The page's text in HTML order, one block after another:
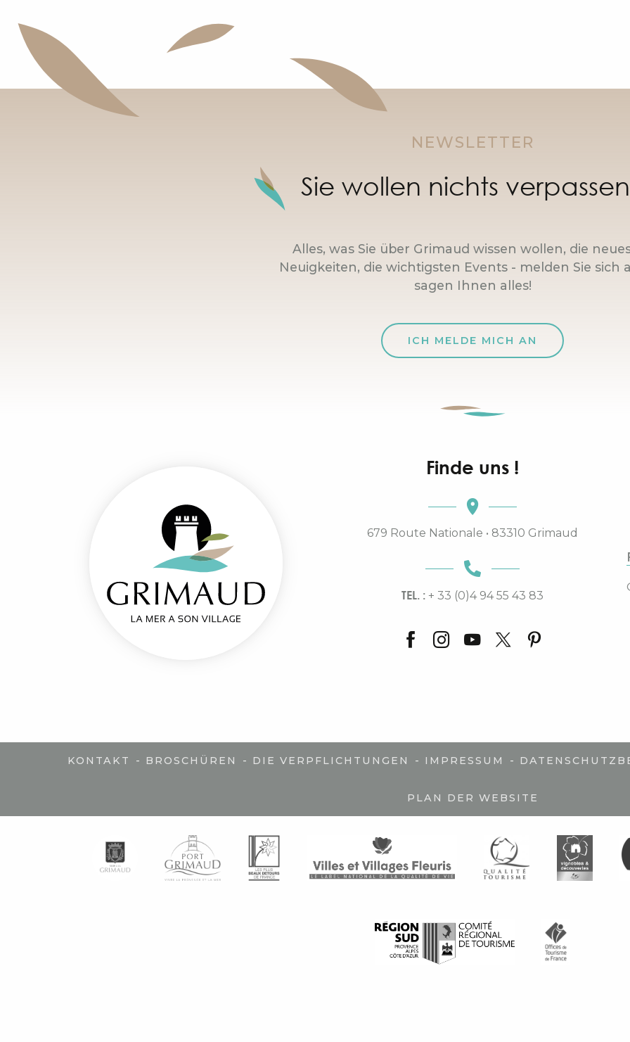
NEWSLETTER
Sie wollen nichts
Alles, was Sie über Grimaud wissen wollen, die
Neuigkeiten, die wichtigsten Events - melden Sie sich
sagen Ihnen alles!
ICH MELDE MICH AN
Finde uns !
679 Route Nationale • 83310 Grimaud
TEL. : + 33 (0)4 94 55 43 83
KONTAKT - BROSCHÜREN - DIE VERPFLICHTUNGEN - IMPRESSUM -
PLAN DER WEBSITE